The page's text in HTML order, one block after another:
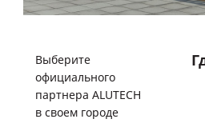
Выберите
официального
партнера ALUTECH
в своем городе